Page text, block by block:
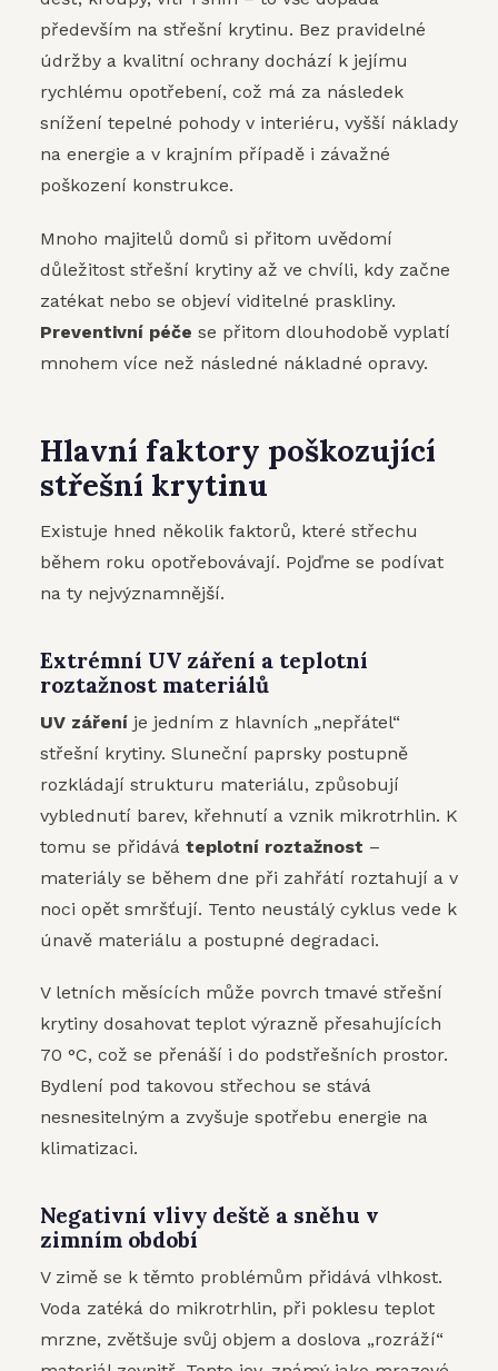
především na střešní krytinu. Bez pravidelné
údržby a kvalitní ochrany dochází k jejímu
rychlému opotřebení, což má za následek
snížení tepelné pohody v interiéru, vyšší náklady
na energie a v krajním případě i závažné
poškození konstrukce.
Mnoho majitelů domů si přitom uvědomí
důležitost střešní krytiny až ve chvíli, kdy začne
zatékat nebo se objeví viditelné praskliny.
Preventivní péče se přitom dlouhodobě vyplatí
mnohem více než následné nákladné opravy.
Hlavní faktory poškozující
střešní krytinu
Existuje hned několik faktorů, které střechu
během roku opotřebovávají. Pojďme se podívat
na ty nejvýznamnější.
Extrémní UV záření a teplotní
roztažnost materiálů
UV záření je jedním z hlavních „nepřátel“
střešní krytiny. Sluneční paprsky postupně
rozkládají strukturu materiálu, způsobují
vyblednutí barev, křehnutí a vznik mikrotrhlin. K
tomu se přidává teplotní roztažnost –
materiály se během dne při zahřátí roztahují a v
noci opět smršťují. Tento neustálý cyklus vede k
únavě materiálu a postupné degradaci.
V letních měsících může povrch tmavé střešní
krytiny dosahovat teplot výrazně přesahujících
70 °C, což se přenáší i do podstřešních prostor.
Bydlení pod takovou střechou se stává
nesnesitelným a zvyšuje spotřebu energie na
klimatizaci.
Negativní vlivy deště a sněhu v
zimním období
V zimě se k těmto problémům přidává vlhkost.
Voda zatéká do mikrotrhlin, při poklesu teplot
mrzne, zvětšuje svůj objem a doslova „rozráží“